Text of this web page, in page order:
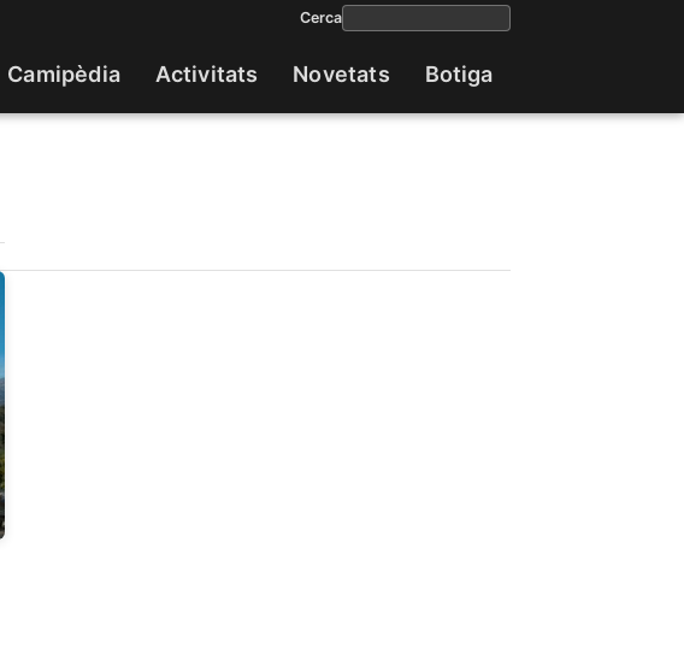
Cerca
Camipèdia Activitats Novetats Botiga